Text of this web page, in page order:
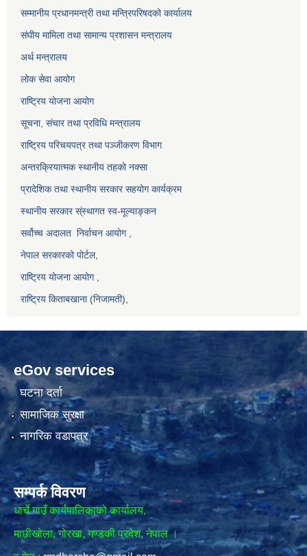
सम्मानीय प्रधानमन्त्री तथा मन्त्रिपरिषदको कार्यालय
संघीय मामिला तथा सामान्य प्रशासन मन्त्रालय
अर्थ मन्त्रालय
लोक सेवा आयोग
राष्ट्रिय योजना आयोग
सूचना, संचार तथा प्रविधि मन्त्रालय
राष्ट्रिय परिचयपत्र तथा पञ्जीकरण विभाग
अन्तरक्रियात्मक स्थानीय तहको नक्सा
प्रादेशिक तथा स्थानीय सरकार सहयोग कार्यक्रम
स्थानीय सरकार स्ंस्थागत स्व-मूल्याङ्कन
सर्वोच्च अदालत निर्वाचन आयोग,
नेपाल सरकारको पोर्टल,
राष्ट्रिय योजना आयोग,
राष्ट्रिय किताबखाना (निजामती)
eGov services
घटना दर्ता
सामाजिक सुरक्षा
नागरिक वडापत्र
सम्पर्क विवरण
धार्चे गाउँ कार्यपालिकाको कार्यालय,
माछीखोला, गोरखा, गण्डकी प्रदेश, नेपाल ।